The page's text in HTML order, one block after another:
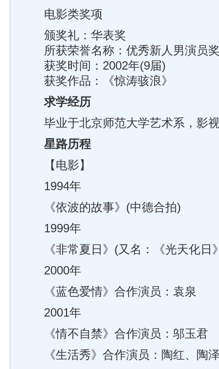
电影类奖项
颁奖礼： 华表奖
所获荣誉名称：优秀新人男演员
获奖时间：2002年(9届)
获奖作品：《惊涛骇浪》
求学经历
毕业于北京师范大学艺术系，影视
星路历程
【电影】
1994年
《依波的故事》(中德合拍)
1999年
《非常夏日》(又名：《光天化日
2000年
《蓝色爱情》合作演员：袁泉
2001年
《情不自禁》合作演员：邬玉君
《生活秀》合作演员：陶红、陶